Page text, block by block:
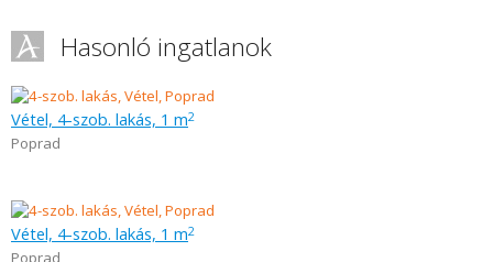
Hasonló ingatlanok
Vétel, 4-szob. lakás, 1 m2
Poprad
Vétel, 4-szob. lakás, 1 m2
Poprad